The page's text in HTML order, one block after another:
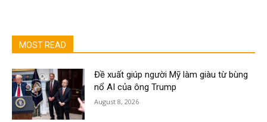
MOST READ
Đề xuất giúp người Mỹ làm giàu từ bùng
nổ AI của ông Trump
August 8, 2026